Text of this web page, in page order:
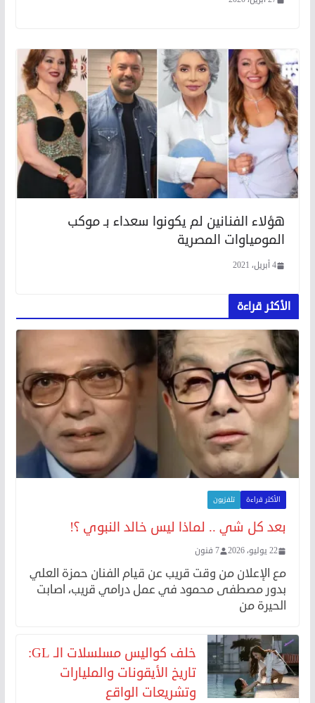
هؤلاء الفنانين لم يكونوا سعداء بـ موكب
المومياوات المصرية
4 أبريل، 2021
الأكثر قراءة
الأكثر قراءة تلفزيون
بعد كل شي .. لماذا ليس خالد النبوي ؟!
22 يوليو، 2026 7 فنون
مع الإعلان من وقت قريب عن قيام الفنان حمزة العلي
بدور مصطفى محمود في عمل درامي قريب، اصابت
الحيرة من
خلف كواليس مسلسلات الـ GL:
تاريخ الأيقونات والمليارات
وتشريعات الواقع